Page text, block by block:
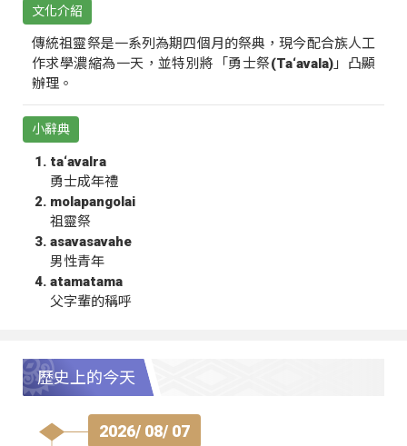
文化介紹
傳統祖靈祭是一系列為期四個月的祭典，現今配合族人工
作求學濃縮為一天，並特別將「勇士祭(Ta‘avala)」凸顯
辦理。
小辭典
ta‘avalra
勇士成年禮
molapangolai
祖靈祭
asavasavahe
男性青年
atamatama
父字輩的稱呼
歷史上的今天
2026/ 08/ 07